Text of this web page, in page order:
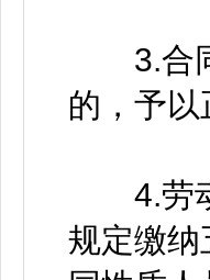
3.合同
的，予
4.劳动
规定缴纳